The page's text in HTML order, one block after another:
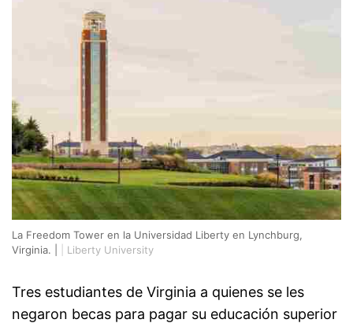
La Freedom Tower en la Universidad Liberty en Lynchburg,
Virginia. |
Liberty University
Tres estudiantes de Virginia a quienes se les
negaron becas para pagar su educación superior